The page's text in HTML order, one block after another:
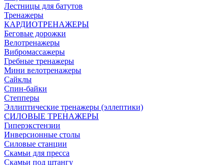
Лестницы для батутов
Тренажеры
КАРДИОТРЕНАЖЕРЫ
Беговые дорожки
Велотренажеры
Вибромассажеры
Гребные тренажеры
Мини велотренажеры
Сайклы
Спин-байки
Степперы
Эллиптические тренажеры (эллептики)
СИЛОВЫЕ ТРЕНАЖЕРЫ
Гиперэкстензии
Инверсионные столы
Силовые станции
Скамьи для пресса
Скамьи под штангу